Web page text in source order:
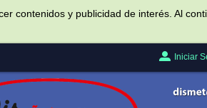
contenidos y publicidad de interés. Al
Iniciar